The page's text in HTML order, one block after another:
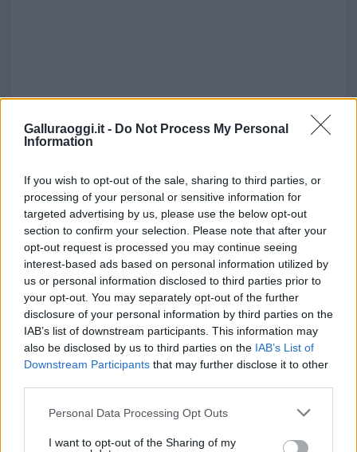
Galluraoggi.it - Do Not Process My Personal
Information
If you wish to opt-out of the sale, sharing to third parties, or
processing of your personal or sensitive information for
targeted advertising by us, please use the below opt-out
section to confirm your selection. Please note that after your
opt-out request is processed you may continue seeing
interest-based ads based on personal information utilized by
us or personal information disclosed to third parties prior to
your opt-out. You may separately opt-out of the further
disclosure of your personal information by third parties on the
IAB’s list of downstream participants. This information may
also be disclosed by us to third parties on the IAB’s List of
Downstream Participants that may further disclose it to other
Please note that this website/app uses one or more Google
not limited to your visit or usage behaviour. You may click to
Personal Data Processing Opt Outs
I want to opt-out of the Sharing of my
Vuoi rimuovere le pubblicità nazionali?
Puoi abbonarti asoli € 1,10 al mese
cliccandoqui
Sei già abbonato?
Puoi effettuare l'accesso andando nella
sezioneLogindal menù del sito o
cliccandoqui
TEMI: Arredamento Casa
Arredamento Interni
Botola Casa
Botole Soffitto Casa Moderna